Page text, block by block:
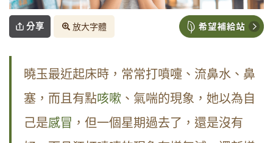
分享 放大字體
曉玉最近起床時，常常打噴嚏、流鼻水、鼻
塞，而且有點咳嗽 、氣喘的現象，她以為自
己是感冒 ，但一個星期過去了，還是沒有